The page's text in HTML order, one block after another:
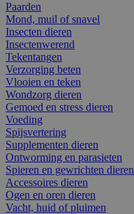
Paarden
Mond, muil of snavel
Insecten dieren
Insectenwerend
Tekentangen
Verzorging beten
Vlooien en teken
Wondzorg dieren
Gemoed en stress dieren
Voeding
Spijsvertering
Supplementen dieren
Ontworming en parasieten
Spieren en gewrichten dieren
Accessoires dieren
Ogen en oren dieren
Vacht, huid of pluimen